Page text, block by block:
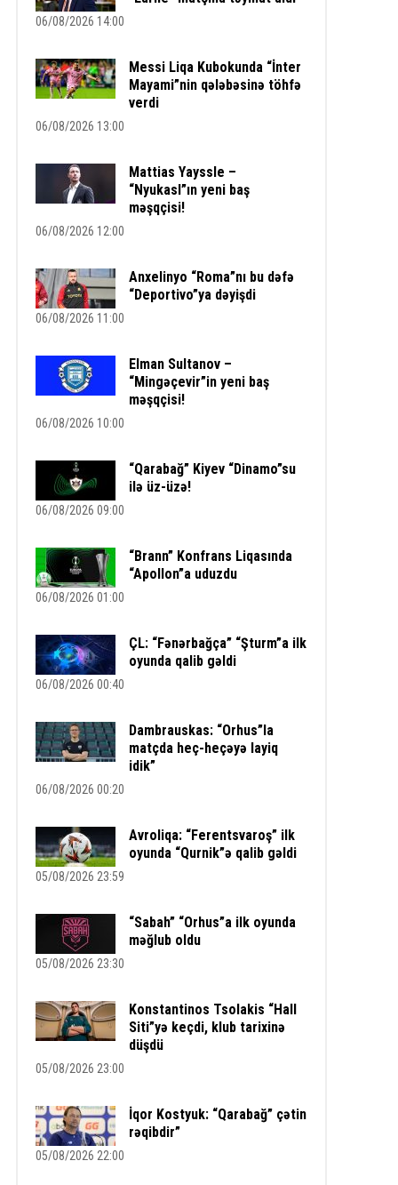
06/08/2026 14:00
Messi Liqa Kubokunda “İnter
Mayami”nin qələbəsinə töhfə
verdi
06/08/2026 13:00
Mattias Yayssle –
“Nyukasl”ın yeni baş
məşqçisi!
06/08/2026 12:00
Anxelinyo “Roma”nı bu dəfə
“Deportivo”ya dəyişdi
06/08/2026 11:00
Elman Sultanov –
“Mingəçevir”in yeni baş
məşqçisi!
06/08/2026 10:00
“Qarabağ” Kiyev “Dinamo”su
ilə üz-üzə!
06/08/2026 09:00
“Brann” Konfrans Liqasında
“Apollon”a uduzdu
06/08/2026 01:00
ÇL: “Fənərbağça” “Şturm”a ilk
oyunda qalib gəldi
06/08/2026 00:40
Dambrauskas: “Orhus”la
matçda heç-heçəyə layiq
idik”
06/08/2026 00:20
Avroliqa: “Ferentsvaroş” ilk
oyunda “Qurnik”ə qalib gəldi
05/08/2026 23:59
“Sabah” “Orhus”a ilk oyunda
məğlub oldu
05/08/2026 23:30
Konstantinos Tsolakis “Hall
Siti”yə keçdi, klub tarixinə
düşdü
05/08/2026 23:00
İqor Kostyuk: “Qarabağ” çətin
rəqibdir”
05/08/2026 22:00